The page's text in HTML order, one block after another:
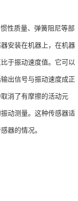
性质量、弹簧阻尼等部
安装在机器上，在机器
于振动速度值。它可以
出信号与振动速度成正
消了有摩擦的活动元
动测量。这种传感器适
器的情况。